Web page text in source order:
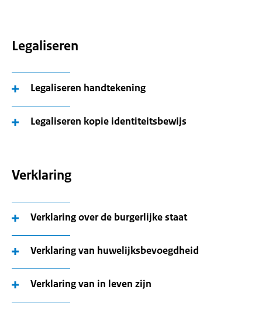
Legaliseren
Legaliseren handtekening
Legaliseren kopie identiteitsbewijs
Verklaring
Verklaring over de burgerlijke staat
Verklaring van huwelijksbevoegdheid
Verklaring van in leven zijn